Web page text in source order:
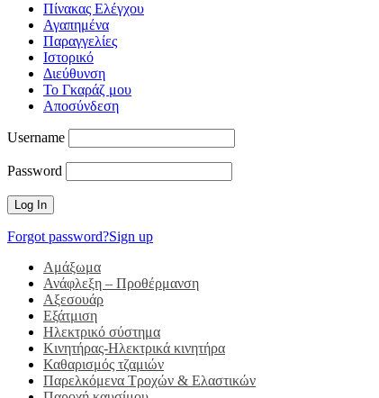
Πίνακας Ελέγχου
Αγαπημένα
Παραγγελίες
Ιστορικό
Διεύθυνση
Το Γκαράζ μου
Αποσύνδεση
Username
Password
Forgot password?Sign up
Αμάξωμα
Ανάφλεξη – Προθέρμανση
Αξεσουάρ
Εξάτμιση
Ηλεκτρικό σύστημα
Κινητήρας-Ηλεκτρικά κινητήρα
Καθαρισμός τζαμιών
Παρελκόμενα Τροχών & Ελαστικών